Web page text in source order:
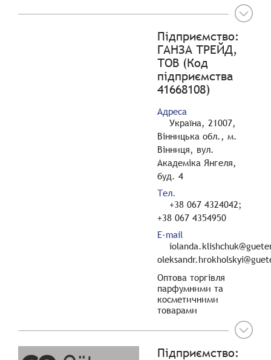
Підприємство:
ГАНЗА ТРЕЙД,
ТОВ (Код
підприємства
41668108)
Адреса
Україна, 21007,
Вінницька обл., м.
Вінниця, вул.
Академіка Янгеля,
буд. 4
Тел.
+38 067 4324042;
+38 067 4354950
E-mail
Оптова торгівля
парфумними та
косметичними
товарами
Підприємство: